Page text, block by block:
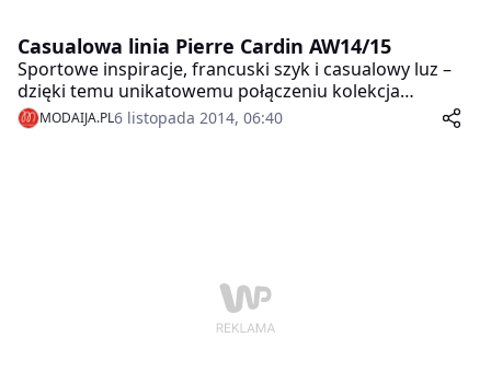
Casualowa linia Pierre Cardin AW14/15
Sportowe inspiracje, francuski szyk i casualowy luz –
dzięki temu unikatowemu połączeniu kolekcja
Knitwear&Shirts wpisuje się w najnowsze trendy
męskiej odzieży, czyli połączenie mody business i
MODAIJA.PL6 listopada 2014, 06:40